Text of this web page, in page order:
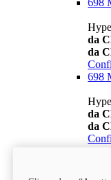
698
da
da
698
da
da